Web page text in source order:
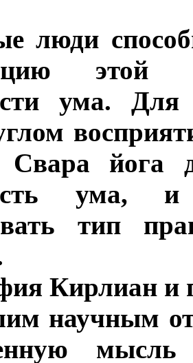
люди
этой
ума. Для
Свара йога
ума,
тип
Кирлиан и
научным